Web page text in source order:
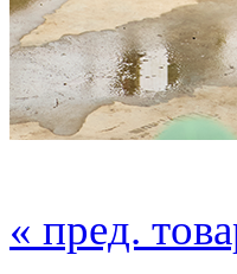
« пред.